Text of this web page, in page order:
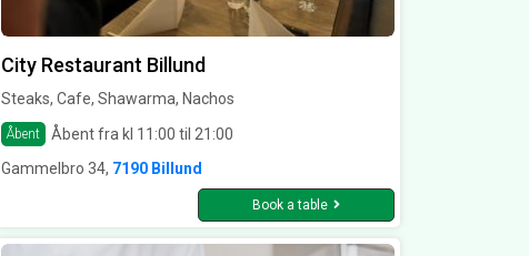
City Restaurant Billund
Steaks, Cafe, Shawarma, Nachos
Åbent
Åbent fra kl 11:00 til 21:00
Gammelbro 34, 7190 Billund
Book a table